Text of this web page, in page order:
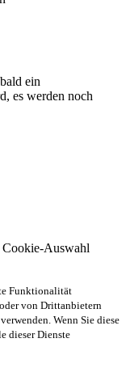
ein
es werden noch
Cookie-Auswahl
Funktionalität
von Drittanbietern
Wenn Sie diese
dieser Dienste